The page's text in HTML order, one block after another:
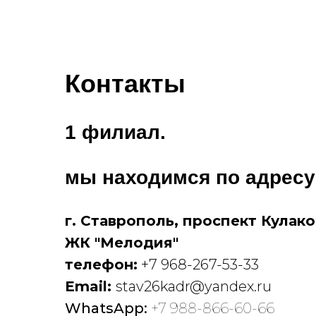
Контакты
1 филиал.
мы находимся по
г. Ставрополь, проспект
ЖК "Мелодия"
телефон: +7 968-267-53-33
Email: stav26kadr@yandex.ru
WhatsApp: +7 988-866-60-66